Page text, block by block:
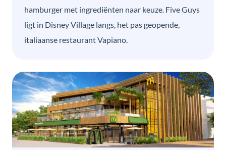
hamburger met ingrediënten naar keuze. Five Guys
ligt in Disney Village langs, het pas geopende,
italiaanse restaurant Vapiano.